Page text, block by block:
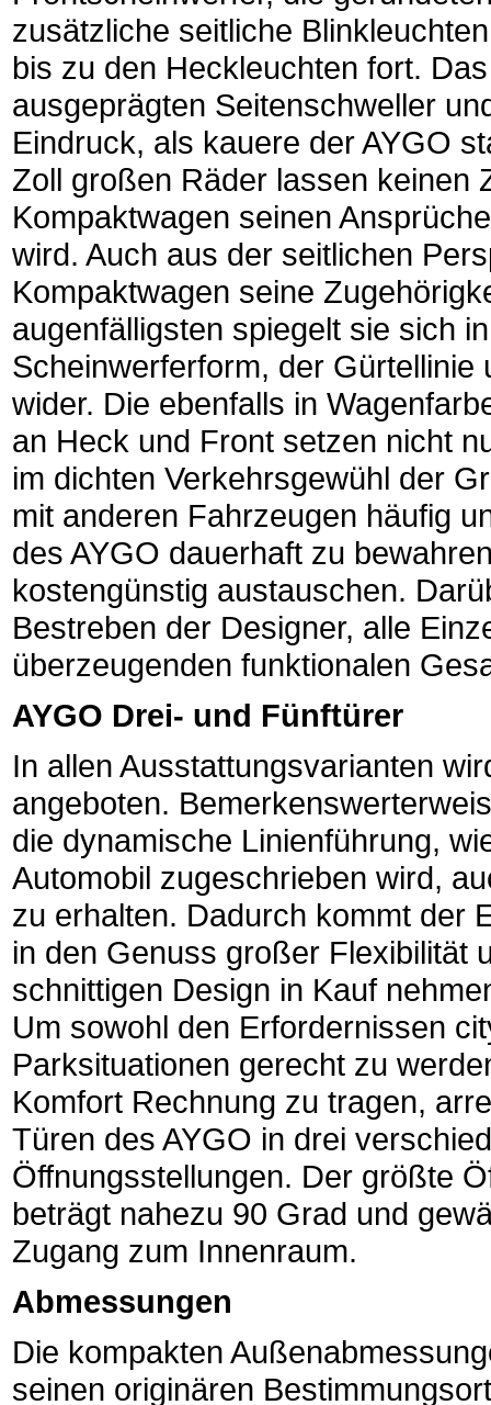
zusätzliche seitliche
bis zu den Heckleuchten fort.
ausgeprägten Seitenschweller
Eindruck, als kauere der AYGO
Zoll großen Räder lassen keinen
Kompaktwagen seinen
wird. Auch aus der seitlichen
Kompaktwagen seine
augenfälligsten spiegelt sie sich
Scheinwerferform, der
wider. Die ebenfalls in
an Heck und Front setzen nicht
im dichten Verkehrsgewühl der
mit anderen Fahrzeugen häufig
des AYGO dauerhaft zu
kostengünstig austauschen.
Bestreben der Designer, alle
überzeugenden funktionalen
AYGO Drei- und Fünftürer
In allen Ausstattungsvarianten
angeboten.
die dynamische Linienführung,
Automobil zugeschrieben wird,
zu erhalten. Dadurch kommt der
in den Genuss großer Flexibilität
schnittigen Design in Kauf
Um sowohl den Erfordernissen
Parksituationen gerecht zu
Komfort Rechnung zu tragen,
Türen des AYGO in drei
Öffnungsstellungen. Der größte
beträgt nahezu 90 Grad und
Zugang zum Innenraum.
Abmessungen
Die kompakten
seinen originären